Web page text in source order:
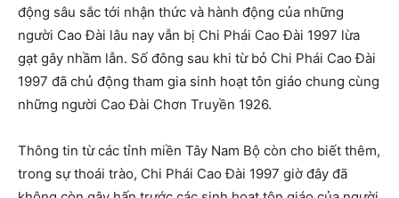
động sâu sắc tới nhận thức và hành động của những
người Cao Đài lâu nay vẫn bị Chi Phái Cao Đài 1997 lừa
gạt gây nhầm lẫn. Số đông sau khi từ bỏ Chi Phái Cao Đài
1997 đã chủ động tham gia sinh hoạt tôn giáo chung cùng
những người Cao Đài Chơn Truyền 1926.
Thông tin từ các tỉnh miền Tây Nam Bộ còn cho biết thêm,
trong sự thoái trào, Chi Phái Cao Đài 1997 giờ đây đã